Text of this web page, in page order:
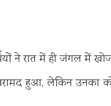
ने रात में ही जंगल में
हुआ, लेकिन उनका